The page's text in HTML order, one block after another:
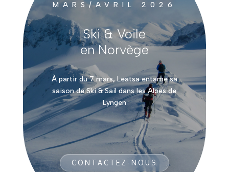
MARS/AVRIL 2026
Ski & Voile
en Norvège
À partir du 7 mars, Leatsa entame sa
saison de Ski & Sail dans les Alpes de
Lyngen
CONTACTEZ-NOUS